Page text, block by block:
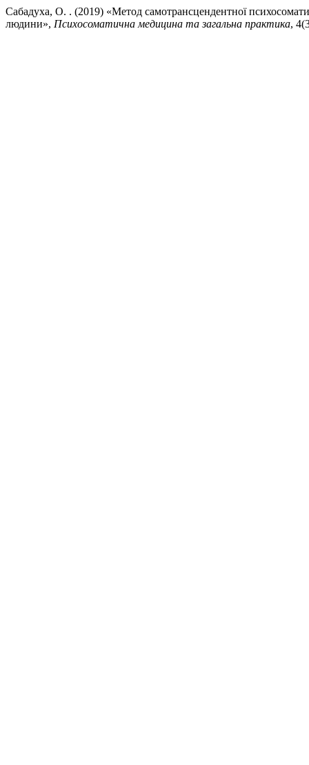
Сабадуха, О. . (2019) «Метод самотрансцендентної
людини», Психосоматична медицина та загальна практика,